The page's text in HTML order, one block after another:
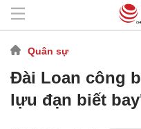
Quân sự
Đài Loan công
lựu đạn biết